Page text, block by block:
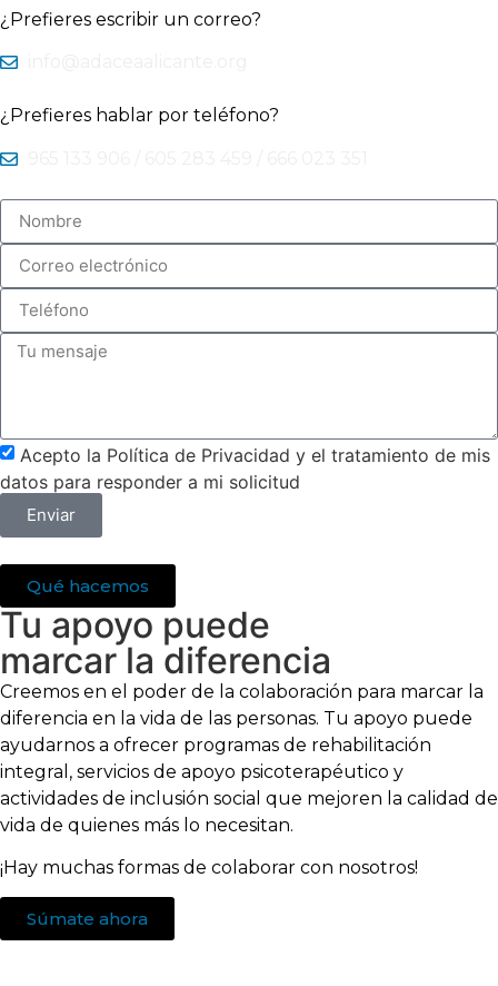
¿Prefieres escribir un correo?
¿Prefieres hablar por teléfono?
Acepto la Política de Privacidad y el tratamiento de mis
datos para responder a mi solicitud
Enviar
Qué hacemos
Tu apoyo puede
marcar la diferencia
Creemos en el poder de la colaboración para marcar la
diferencia en la vida de las personas. Tu apoyo puede
ayudarnos a ofrecer programas de rehabilitación
integral, servicios de apoyo psicoterapéutico y
actividades de inclusión social que mejoren la calidad de
vida de quienes más lo necesitan.
¡Hay muchas formas de colaborar con nosotros!
Súmate ahora